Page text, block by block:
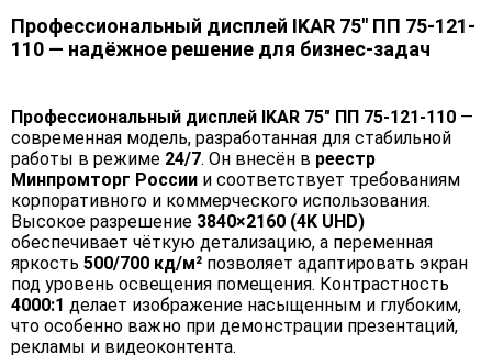
Профессиональный дисплей IKAR 75" ПП 75-121-
110 — надёжное решение для бизнес-задач
Профессиональный дисплей IKAR 75" ПП 75-121-110 —
современная модель, разработанная для стабильной
работы в режиме 24/7. Он внесён в реестр
Минпромторг России и соответствует требованиям
корпоративного и коммерческого использования.
Высокое разрешение 3840×2160 (4K UHD)
обеспечивает чёткую детализацию, а переменная
яркость 500/700 кд/м² позволяет адаптировать экран
под уровень освещения помещения. Контрастность
4000:1 делает изображение насыщенным и глубоким,
что особенно важно при демонстрации презентаций,
рекламы и видеоконтента.